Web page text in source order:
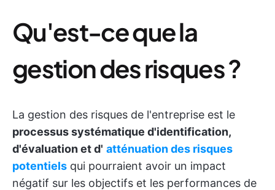
Qu'est-ce que la
gestion des risques ?
La gestion des risques de l'entreprise est le
processus systématique d'identification,
d'évaluation et d' atténuation des risques
potentiels qui pourraient avoir un impact
négatif sur les objectifs et les performances de